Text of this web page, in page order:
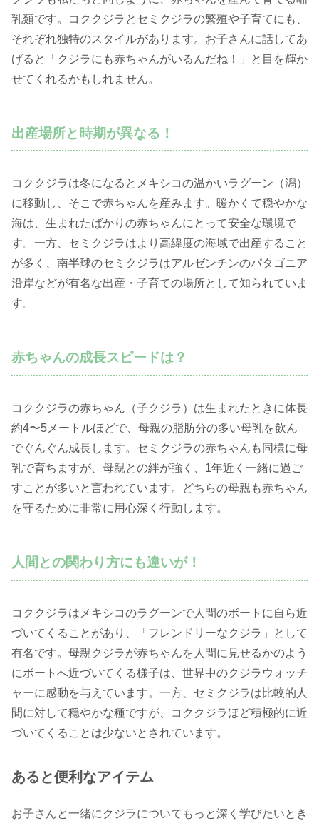
乳類です。コククジラとセミクジラの繁殖や子育てにも、
それぞれ独特のスタイルがあります。お子さんに話してあ
げると「クジラにも赤ちゃんがいるんだね！」と目を輝か
せてくれるかもしれません。
出産場所と時期が異なる！
コククジラは冬になるとメキシコの温かいラグーン（潟）
に移動し、そこで赤ちゃんを産みます。暖かくて穏やかな
海は、生まれたばかりの赤ちゃんにとって安全な環境で
す。一方、セミクジラはより高緯度の海域で出産すること
が多く、南半球のセミクジラはアルゼンチンのパタゴニア
沿岸などが有名な出産・子育ての場所として知られていま
す。
赤ちゃんの成長スピードは？
コククジラの赤ちゃん（子クジラ）は生まれたときに体長
約4〜5メートルほどで、母親の脂肪分の多い母乳を飲ん
でぐんぐん成長します。セミクジラの赤ちゃんも同様に母
乳で育ちますが、母親との絆が強く、1年近く一緒に過ご
すことが多いと言われています。どちらの母親も赤ちゃん
を守るために非常に用心深く行動します。
人間との関わり方にも違いが！
コククジラはメキシコのラグーンで人間のボートに自ら近
づいてくることがあり、「フレンドリーなクジラ」として
有名です。母親クジラが赤ちゃんを人間に見せるかのよう
にボートへ近づいてくる様子は、世界中のクジラウォッチ
ャーに感動を与えています。一方、セミクジラは比較的人
間に対して穏やかな種ですが、コククジラほど積極的に近
づいてくることは少ないとされています。
あると便利なアイテム
お子さんと一緒にクジラについてもっと深く学びたいとき